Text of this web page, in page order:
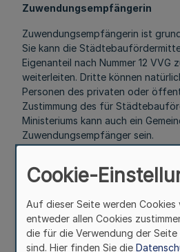
Zuwendungsempfängerin
Zuwendungsempfängerin ist
Sie kann die
Eigenanteil nach Nummer 12 VVG
weiterleiten. Dritte können
Personen des privaten oder
Zustimmung des für
Ministeriums kann auch ein
Zuwendungsempfänger sein.
Fördervoraussetzungen
Cookie-
Auf dieser Seite werden Cookies
entweder allen Cookies
die für die Verwendung der
sind. Hier finden Sie die